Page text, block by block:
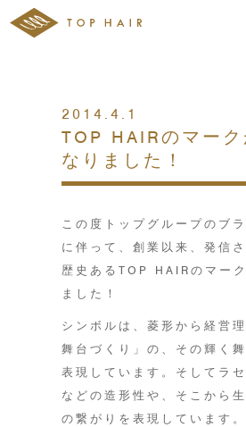
2014.4.1
TOP HAIRのマーク
なりました！
この度トップグループのブ
に伴って、創業以来、発信
歴史あるTOP HAIRのマー
ました！
シンボルは、菱形から経営
舞台づくり」の、その輝く
表現しています。そしてラ
などの造形性や、そこから
の繋がりを表現しています。